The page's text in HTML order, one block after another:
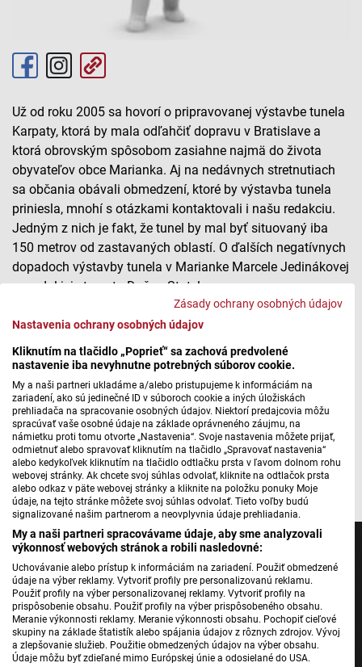
Zásady ochrany osobných údajov
Nastavenia ochrany osobných údajov
Kliknutím na tlačidlo „Poprieť“ sa zachová predvolené
nastavenie iba nevyhnutne potrebných súborov cookie.
My a naši partneri ukladáme a/alebo pristupujeme k informáciám na
zariadení, ako sú jedinečné ID v súboroch cookie a iných úložiskách
prehliadača na spracovanie osobných údajov. Niektorí predajcovia môžu
spracúvať vaše osobné údaje na základe oprávneného záujmu, na
námietku proti tomu otvorte „Nastavenia“. Svoje nastavenia môžete prijať,
odmietnuť alebo spravovať kliknutím na tlačidlo „Spravovať nastavenia“
alebo kedykoľvek kliknutím na tlačidlo odtlačku prsta v ľavom dolnom rohu
webovej stránky. Ak chcete svoj súhlas odvolať, kliknite na odtlačok prsta
alebo odkaz v päte webovej stránky a kliknite na položku ponuky Moje
údaje, na tejto stránke môžete svoj súhlas odvolať. Tieto voľby budú
signalizované našim partnerom a neovplyvnia údaje prehliadania.
My a naši partneri spracovávame údaje, aby sme analyzovali
výkonnosť webových stránok a robili nasledovné:
Uchovávanie alebo prístup k informáciám na zariadení. Použiť obmedzené
údaje na výber reklamy. Vytvoriť profily pre personalizovanú reklamu.
Použiť profily na výber personalizovanej reklamy. Vytvoriť profily na
prispôsobenie obsahu. Použiť profily na výber prispôsobeného obsahu.
Meranie výkonnosti reklamy. Meranie výkonnosti obsahu. Pochopiť cieľové
skupiny na základe štatistík alebo spájania údajov z rôznych zdrojov. Vývoj
a zlepšovanie služieb. Použitie obmedzených údajov na výber obsahu.
Údaje môžu byť zdieľané mimo Európskej únie a odosielané do USA.
Už od roku 2005 sa hovorí o pripravovanej výstavbe tunela
Karpaty, ktorá by mala odľahčiť dopravu v Bratislave a
ktorá obrovským spôsobom zasiahne najmä do života
obyvateľov obce Marianka. Aj na nedávnych stretnutiach
sa občania obávali obmedzení, ktoré by výstavba tunela
priniesla, mnohí s otázkami kontaktovali i našu redakciu.
Jedným z nich je fakt, že tunel by mal byť situovaný iba
150 metrov od zastavaných oblastí. O ďalších negatívnych
dopadoch výstavby tunela v Marianke Marcele Jedinákovej
povedal jej starosta Dušan Statelov.
Fórum: Výstavba tunela pri Marianke
Máte problém s prehrávaním? Nahláste nám chybuv prehrávači.
My samozrejme výstavbu tunela pod pohorím Malé
Karpaty budeme pozorne sledovať.
Autorka: Marcela Jedináková; Ilustr. foto: Pixabay
Jednotka
Dvojka
24